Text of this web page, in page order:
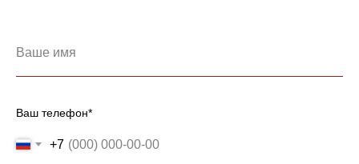
Ваш телефон*
+7